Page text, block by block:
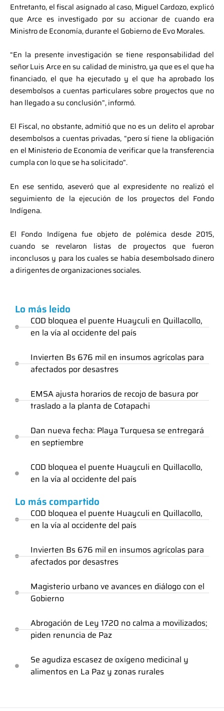
Entretanto, el fiscal asignado al caso, Miguel Cardozo, explicó
que Arce es investigado por su accionar de cuando era
Ministro de Economía, durante el Gobierno de Evo Morales.
“En la presente investigación se tiene responsabilidad del
señor Luis Arce en su calidad de ministro, ya que es el que ha
financiado, el que ha ejecutado y el que ha aprobado los
desembolsos a cuentas particulares sobre proyectos que no
han llegado a su conclusión”, informó.
El Fiscal, no obstante, admitió que no es un delito el aprobar
desembolsos a cuentas privadas, “pero sí tiene la obligación
en el Ministerio de Economía de verificar que la transferencia
cumpla con lo que se ha solicitado”.
En ese sentido, aseveró que al expresidente no realizó el
seguimiento de la ejecución de los proyectos del Fondo
Indígena.
El Fondo Indígena fue objeto de polémica desde 2015,
cuando se revelaron listas de proyectos que fueron
inconclusos y para los cuales se había desembolsado dinero
a dirigentes de organizaciones sociales.
Lo más leido
COD bloquea el puente Huayculi en Quillacollo,
en la vía al occidente del país
Invierten Bs 676 mil en insumos agrícolas para
afectados por desastres
EMSA ajusta horarios de recojo de basura por
traslado a la planta de Cotapachi
Dan nueva fecha: Playa Turquesa se entregará
en septiembre
COD bloquea el puente Huayculi en Quillacollo,
en la vía al occidente del país
Lo más compartido
COD bloquea el puente Huayculi en Quillacollo,
en la vía al occidente del país
Invierten Bs 676 mil en insumos agrícolas para
afectados por desastres
Magisterio urbano ve avances en diálogo con el
Gobierno
Abrogación de Ley 1720 no calma a movilizados;
piden renuncia de Paz
Se agudiza escasez de oxígeno medicinal y
alimentos en La Paz y zonas rurales